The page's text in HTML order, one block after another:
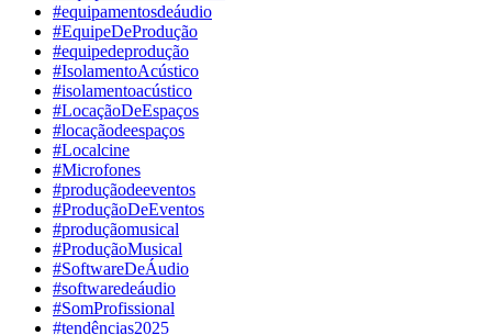
#equipamentosdeáudio
#EquipeDeProdução
#equipedeprodução
#IsolamentoAcústico
#isolamentoacústico
#LocaçãoDeEspaços
#locaçãodeespaços
#Localcine
#Microfones
#produçãodeeventos
#ProduçãoDeEventos
#produçãomusical
#ProduçãoMusical
#SoftwareDeÁudio
#softwaredeáudio
#SomProfissional
#tendências2025